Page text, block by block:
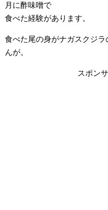
月に酢味噌で
食べた経験があります。
食べた尾の身がナガスクジ
んが。
スポン